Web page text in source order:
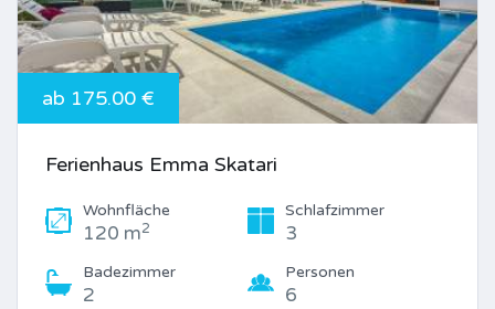
ab 175.00 €
Ferienhaus Emma Skatari
Wohnfläche
120 m2
Schlafzimmer
3
Badezimmer
2
Personen
6